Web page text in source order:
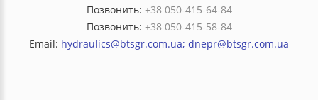
Позвонить: +38 050-415-64-84
Позвонить: +38 050-415-58-84
Email: hydraulics@btsgr.com.ua; dnepr@btsgr.com.ua